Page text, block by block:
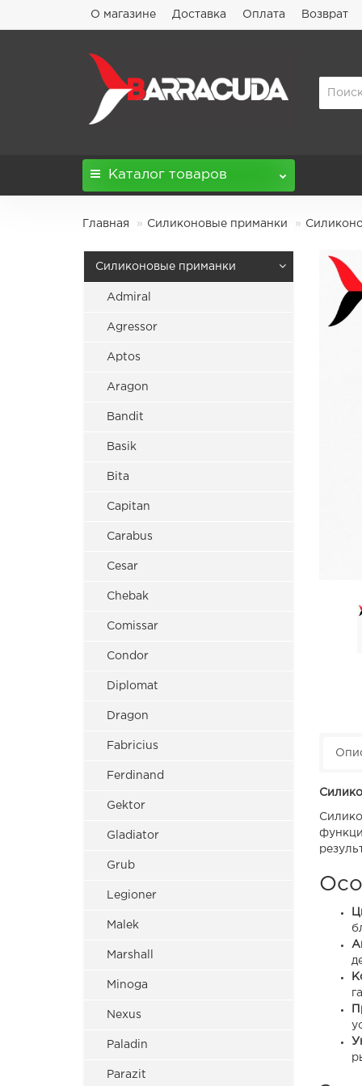
О магазине Доставка Оплата Возврат
Каталог товаров
Главная Силиконовые приманки
Силиконовые приманки
Admiral
Agressor
Aptos
Aragon
Bandit
Basik
Bita
Capitan
Carabus
Cesar
Chebak
Comissar
Condor
Diplomat
Dragon
Fabricius
Ferdinand
Gektor
Gladiator
Grub
Legioner
Malek
Marshall
Minoga
Nexus
Paladin
Parazit